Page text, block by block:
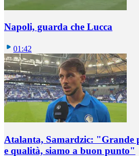
Napoli, guarda che Lucca
01:42
Atalanta, Samardzic: "Grande
e qualità, siamo a buon punto"